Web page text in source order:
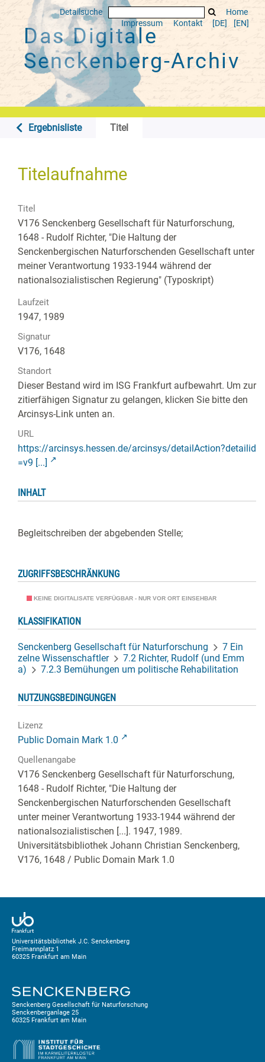
Detailsuche
Home
Impressum
Kontakt [DE] [EN]
Das Digitale
Senckenberg-Archiv
Ergebnisliste Titel
Titelaufnahme
Titel
V176 Senckenberg Gesellschaft für Naturforschung,
1648 - Rudolf Richter, "Die Haltung der
Senckenbergischen Naturforschenden Gesellschaft unter
meiner Verantwortung 1933-1944 während der
nationalsozialistischen Regierung" (Typoskript)
Laufzeit
1947, 1989
Signatur
V176, 1648
Standort
Dieser Bestand wird im ISG Frankfurt aufbewahrt. Um zur
zitierfähigen Signatur zu gelangen, klicken Sie bitte den
Arcinsys-Link unten an.
URL
https://arcinsys.hessen.de/arcinsys/detailAction?detailid
=v9 [...]
INHALT
Begleitschreiben der abgebenden Stelle;
ZUGRIFFSBESCHRÄNKUNG
KEINE DIGITALISATE VERFÜGBAR - NUR VOR ORT EINSEHBAR
KLASSIFIKATION
Senckenberg Gesellschaft für Naturforschung
7 Ein
zelne Wissenschaftler
7.2 Richter, Rudolf (und Emm
a)
7.2.3 Bemühungen um politische Rehabilitation
NUTZUNGSBEDINGUNGEN
Lizenz
Public Domain Mark 1.0
Quellenangabe
V176 Senckenberg Gesellschaft für Naturforschung,
1648 - Rudolf Richter, "Die Haltung der
Senckenbergischen Naturforschenden Gesellschaft
unter meiner Verantwortung 1933-1944 während der
nationalsozialistischen [...]. 1947, 1989.
Universitätsbibliothek Johann Christian Senckenberg,
V176, 1648 / Public Domain Mark 1.0
Universitätsbibliothek J.C. Senckenberg
Freimannplatz 1
60325 Frankfurt am Main
Senckenberg Gesellschaft für Naturforschung
Senckenberganlage 25
60325 Frankfurt am Main